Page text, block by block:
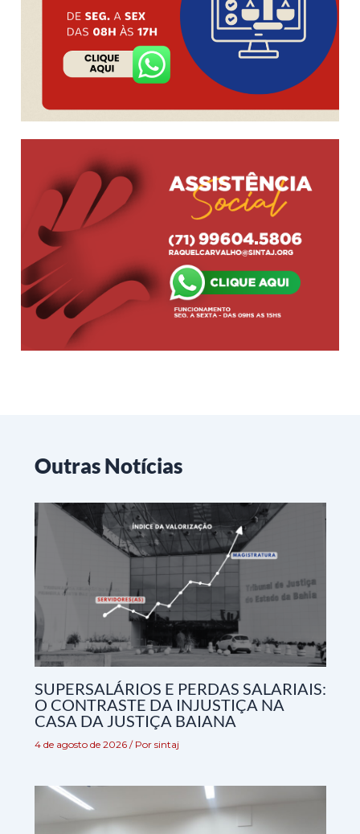
Outras Notícias
SUPERSALÁRIOS E PERDAS SALARIAIS:
O CONTRASTE DA INJUSTIÇA NA
CASA DA JUSTIÇA BAIANA
4 de agosto de 2026 / Por sintaj